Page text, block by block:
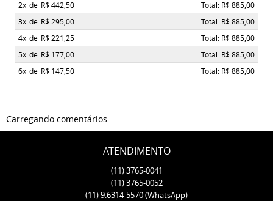
2x de R$ 442,50
Total: R$ 885,00
3x de R$ 295,00
Total: R$ 885,00
4x de R$ 221,25
Total: R$ 885,00
5x de R$ 177,00
Total: R$ 885,00
6x de R$ 147,50 Total: R$ 885,00
Carregando comentários ...
ATENDIMENTO
(11)3765-0041
(11)3765-0052
(11)9.6314-5570(WhatsApp)